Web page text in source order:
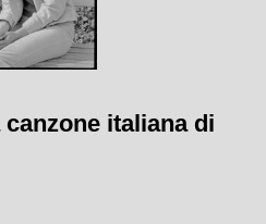
italiana di